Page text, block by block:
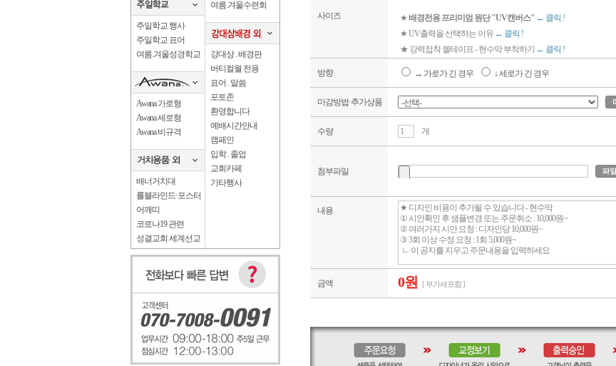
주일학교 행사
주일학교 표어
여름.겨울성경학교
Awana 가로형
Awana 세로형
Awana 비규격
배너거치대
롤블라인드·포스터
어깨띠
코로나19 관련
성결교회 세계선교
여름.겨울수련회
강대상 . 배경판
버티컬월 전용
표어 . 말씀
포토존
환영합니다
예배시간안내
캠페인
입학 . 졸업
교회카페
기타행사
사이즈 ★배경전용 프리미엄 원단 "UV캔버스" ← 클릭 !
★ UV출력을 선택하는 이유 ← 클릭 !
★ 강력접착 젤테이프 - 현수막 부착하기 ← 클릭 !
방향 → 가로가 긴 경우 ↓ 세로가 긴 경우
마감방법·추가상품
수량 개
첨부파일
내용
금액 0원 [ 부가세포함 ]